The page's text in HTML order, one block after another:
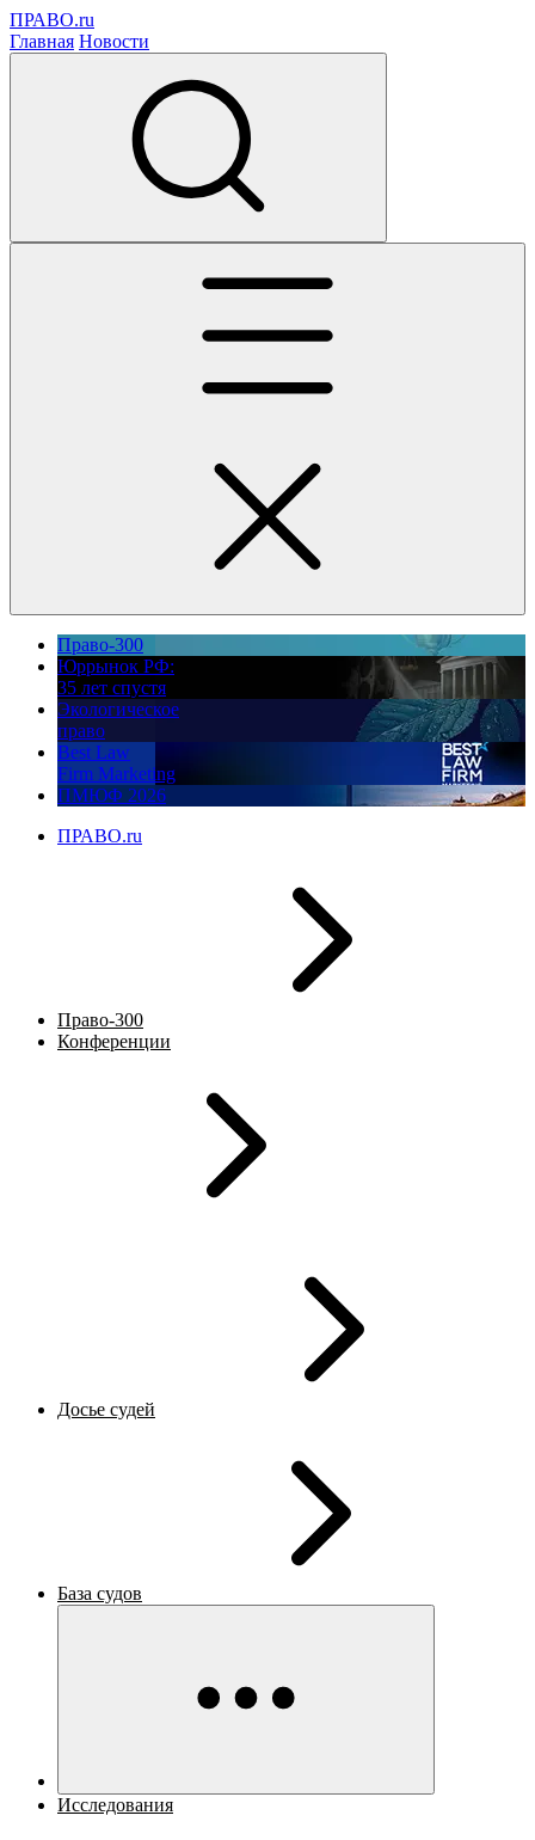
ПРАВО.ru
Главная Новости
Право-300
Юррынок РФ:
35 лет спустя
Экологическое
право
Best Law
Firm Marketing
ПМЮФ 2026
ПРАВО.ru
Право-300
Конференции
Досье судей
База судов
Исследования